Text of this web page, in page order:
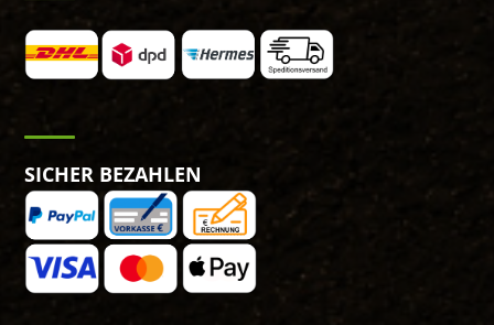
SICHER BEZAHLEN